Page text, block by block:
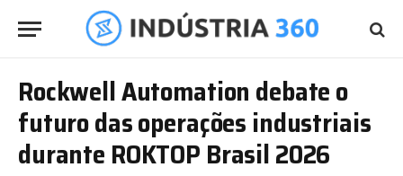
Rockwell Automation debate o
futuro das operações industriais
durante ROKTOP Brasil 2026